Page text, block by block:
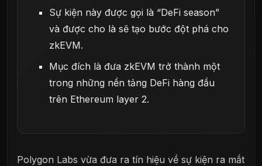
Sự kiện này được gọi là “DeFi season”
và được cho là sẽ tạo bước đột phá cho
zkEVM.
Mục đích là đưa zkEVM trở thành một
trong những nền tảng DeFi hàng đầu
trên Ethereum layer 2.
Polygon Labs vừa đưa ra tín hiệu về sự kiện ra mắt